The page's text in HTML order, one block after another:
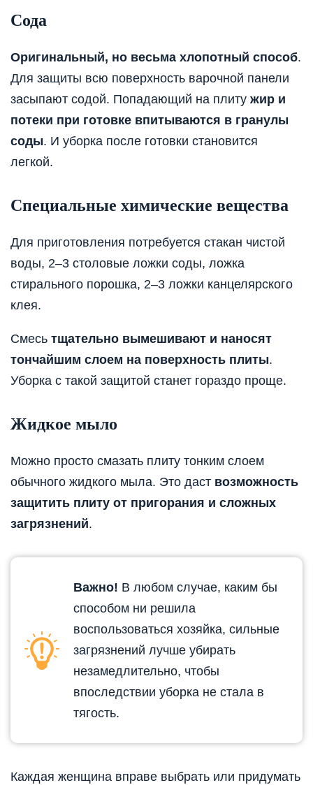
Сода
Оригинальный, но весьма хлопотный способ.
Для защиты всю поверхность варочной панели
засыпают содой. Попадающий на плиту жир и
потеки при готовке впитываются в гранулы
соды. И уборка после готовки становится
легкой.
Специальные химические вещества
Для приготовления потребуется стакан чистой
воды, 2–3 столовые ложки соды, ложка
стирального порошка, 2–3 ложки канцелярского
клея.
Смесь тщательно вымешивают и наносят
тончайшим слоем на поверхность плиты.
Уборка с такой защитой станет гораздо проще.
Жидкое мыло
Можно просто смазать плиту тонким слоем
обычного жидкого мыла. Это даст возможность
защитить плиту от пригорания и сложных
загрязнений.
Важно! В любом случае, каким бы
способом ни решила
воспользоваться хозяйка, сильные
загрязнений лучше убирать
незамедлительно, чтобы
впоследствии уборка не стала в
тягость.
Каждая женщина вправе выбрать или придумать